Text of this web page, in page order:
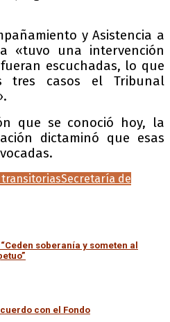
y Asistencia a
«tuvo una intervención
escuchadas, lo que
tres casos el Tribunal
que se conoció hoy, la
dictaminó que esas
transitoriasSecretaría de
soberanía y someten al
con el Fondo